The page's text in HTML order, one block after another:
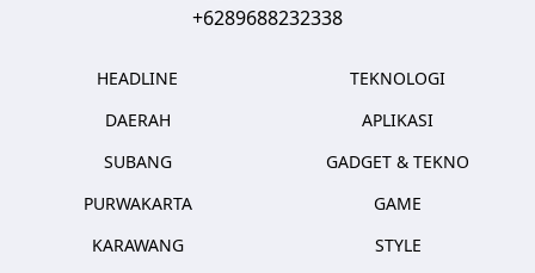
+6289688232338
HEADLINE
DAERAH
SUBANG
PURWAKARTA
KARAWANG
TEKNOLOGI
APLIKASI
GADGET & TEKNO
GAME
STYLE